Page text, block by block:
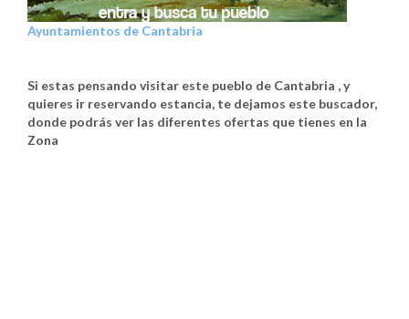
Ayuntamientos de Cantabria
Si estas pensando visitar este pueblo de Cantabria , y
quieres ir reservando estancia, te dejamos este buscador,
donde podrás ver las diferentes ofertas que tienes en la
Zona